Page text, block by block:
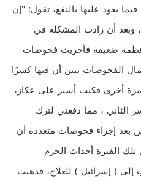
يعود عليها بالنفع، تقول: "إن
أن زادت المشكلة في
ضعيفة فأجريت فحوصات
الفحوصات تبين أن فيها كسرًا
أخرى فكنت أسير على عكاز،
الثاني ، مما دفعني لترك
بعد إجراء فحوصات متعددة أن
الفترة أحداث الحرم
إلى ( إسرائيل ) للعلاج، فذهبت